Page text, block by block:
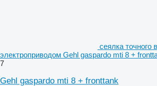
сеялка точного
электроприводом Gehl gaspardo mti 8 +
7
Gehl gaspardo mti 8 + fronttank